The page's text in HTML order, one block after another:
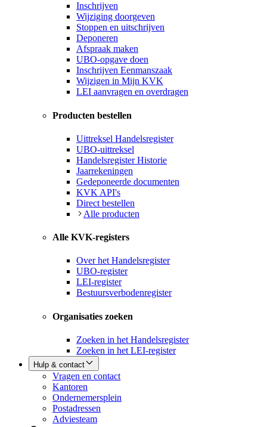
Inschrijven
Wijziging doorgeven
Stoppen en uitschrijven
Deponeren
Afspraak maken
UBO-opgave doen
Inschrijven Eenmanszaak
Wijzigen in Mijn KVK
LEI aanvragen en overdragen
Producten bestellen
Uittreksel Handelsregister
UBO-uittreksel
Handelsregister Historie
Jaarrekeningen
Gedeponeerde documenten
KVK API's
Direct bestellen
Alle producten
Alle KVK-registers
Over het Handelsregister
UBO-register
LEI-register
Bestuursverbodenregister
Organisaties zoeken
Zoeken in het Handelsregister
Zoeken in het LEI-register
Hulp & contact
Vragen en contact
Kantoren
Ondernemersplein
Postadressen
Adviesteam